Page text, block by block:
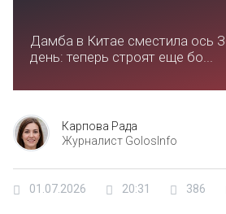
Дамба в Китае сместила ось
день: теперь строят еще бо...
Карпова Рада
Журналист GolosInfo
01.07.2026 20:31 386